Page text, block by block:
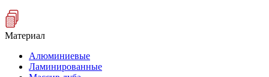
Материал
Алюминиевые
Ламинированные